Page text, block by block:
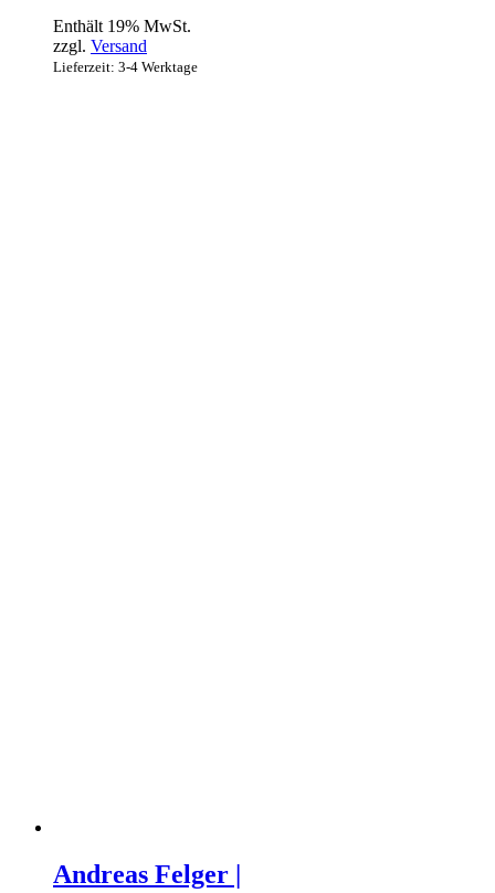
Enthält 19% MwSt.
zzgl. Versand
Lieferzeit: 3-4 Werktage
Andreas Felger |